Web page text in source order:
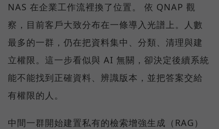
NAS 在企業工作流裡換了位置。 依 QNAP 觀
察，目前客戶大致分布在一條導入光譜上。人數
最多的一群，仍在把資料集中、分類、清理與建
立權限。這一步看似與 AI 無關，卻決定後續系統
能不能找到正確資料、辨識版本，並把答案交給
有權限的人。
中間一群開始建置私有的檢索增強生成（RAG）